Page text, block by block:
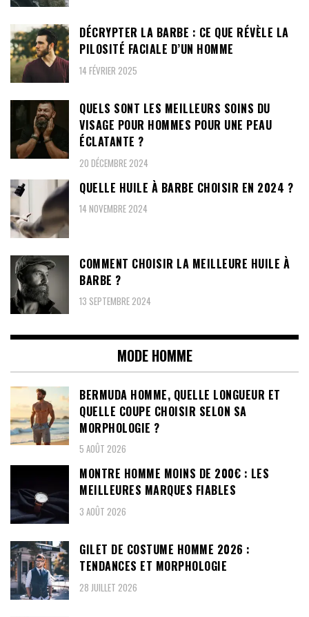
DÉCRYPTER LA BARBE : CE QUE RÉVÈLE LA
PILOSITÉ FACIALE D’UN HOMME
14 FÉVRIER 2025
QUELS SONT LES MEILLEURS SOINS DU
VISAGE POUR HOMMES POUR UNE PEAU
ÉCLATANTE ?
20 DÉCEMBRE 2024
QUELLE HUILE À BARBE CHOISIR EN 2024 ?
14 NOVEMBRE 2024
COMMENT CHOISIR LA MEILLEURE HUILE À
BARBE ?
13 SEPTEMBRE 2024
MODE HOMME
BERMUDA HOMME, QUELLE LONGUEUR ET
QUELLE COUPE CHOISIR SELON SA
MORPHOLOGIE ?
5 AOÛT 2026
MONTRE HOMME MOINS DE 200€ : LES
MEILLEURES MARQUES FIABLES
3 AOÛT 2026
GILET DE COSTUME HOMME 2026 :
TENDANCES ET MORPHOLOGIE
28 JUILLET 2026